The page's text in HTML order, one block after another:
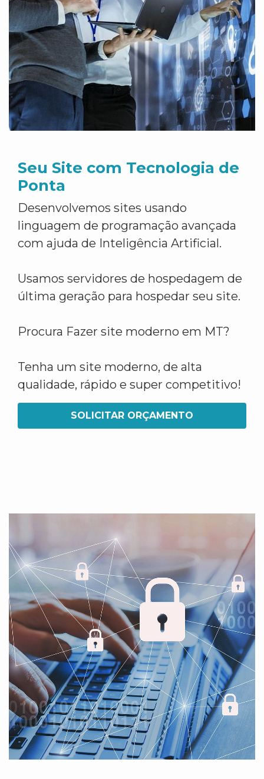
Seu Site com Tecnologia de
Ponta
Desenvolvemos sites usando
linguagem de programação avançada
com ajuda de Inteligência Artificial.
Usamos servidores de hospedagem de
última geração para hospedar seu site.
Procura Fazer site moderno em MT?
Tenha um site moderno, de alta
qualidade, rápido e super competitivo!
SOLICITAR ORÇAMENTO